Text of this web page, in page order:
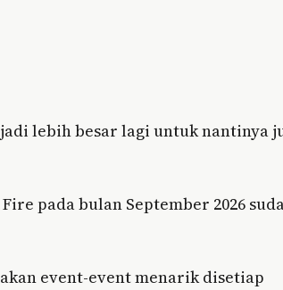
lebih besar lagi untuk nantinya
pada bulan September 2026
event-event menarik disetiap